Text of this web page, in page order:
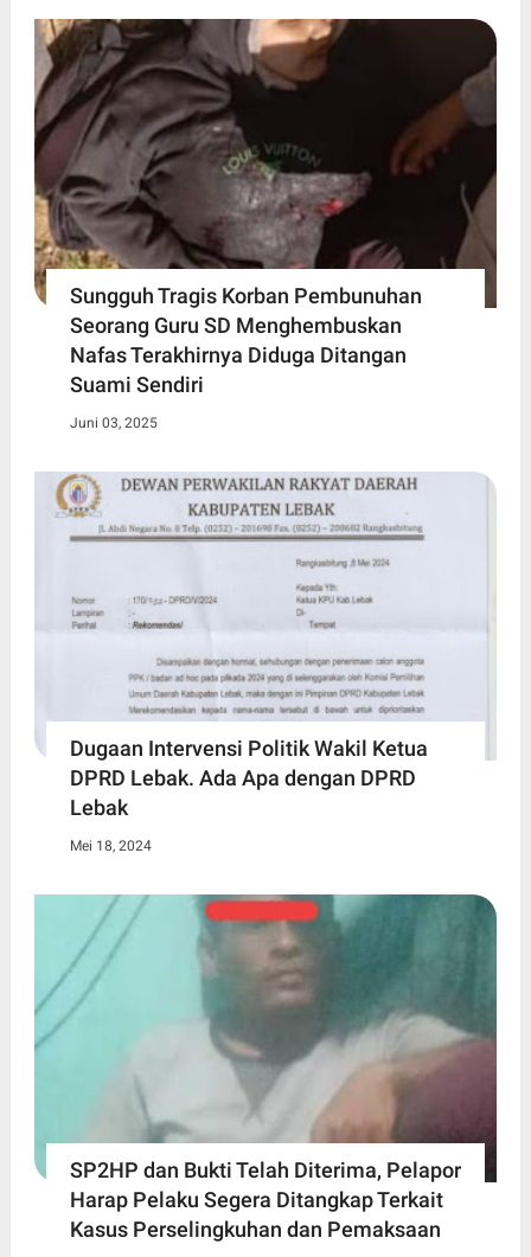
Sungguh Tragis Korban Pembunuhan
Seorang Guru SD Menghembuskan
Nafas Terakhirnya Diduga Ditangan
Suami Sendiri
Juni 03, 2025
Dugaan Intervensi Politik Wakil Ketua
DPRD Lebak. Ada Apa dengan DPRD
Lebak
Mei 18, 2024
SP2HP dan Bukti Telah Diterima, Pelapor
Harap Pelaku Segera Ditangkap Terkait
Kasus Perselingkuhan dan Pemaksaan